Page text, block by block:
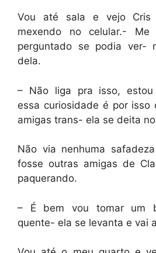
Vou até sala e vejo Cris
mexendo no celular.-
perguntado se podia ver-
dela.
– Não liga pra isso, estou
essa curiosidade é por isso
amigas trans- ela se deita
Não via nenhuma
fosse outras amigas de
paquerando.
– É bem vou tomar um
quente- ela se levanta e vai